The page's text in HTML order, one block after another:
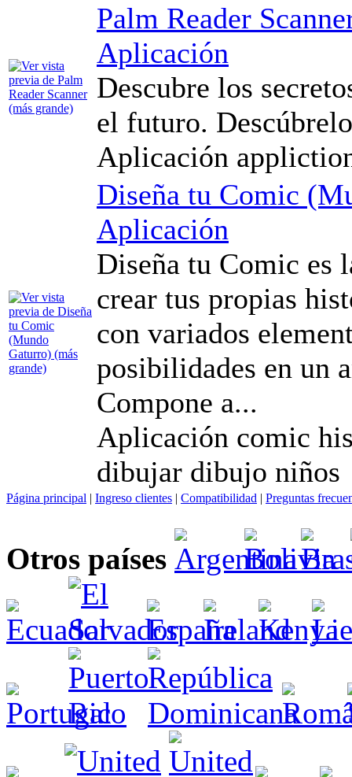
Palm Reader
Aplicación
Descubre los
el futuro.
Aplicación
Diseña tu Comic
Aplicación
Diseña tu Comic es
crear tus propias
con variados
posibilidades en un
Compone a...
Aplicación comic
dibujar dibujo niños
Página principal | Ingreso clientes | Compatibilidad | Preguntas
Otros países